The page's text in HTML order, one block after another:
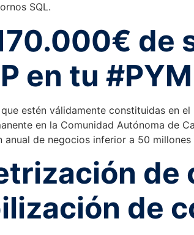
SQL.
de
en tu
que estén válidamente constituidas en
en la Comunidad Autónoma de
anual de negocios inferior a 50 millones
de
de